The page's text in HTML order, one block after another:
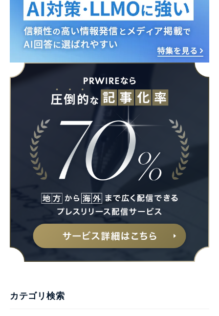
カテゴリ検索
Japanese
English